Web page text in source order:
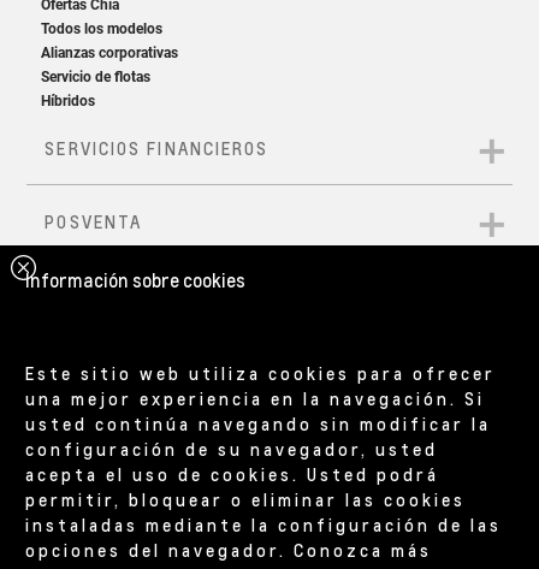
Información sobre cookies
Este sitio web utiliza cookies para ofrecer
una mejor experiencia en la navegación. Si
usted continúa navegando sin modificar la
configuración de su navegador, usted
acepta el uso de cookies. Usted podrá
permitir, bloquear o eliminar las cookies
instaladas mediante la configuración de las
opciones del navegador. Conozca más